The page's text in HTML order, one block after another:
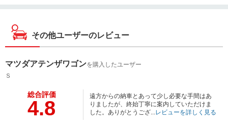
その他ユーザーのレビュー
マツダアテンザワゴンを購入したユーザー
Ｓ
総合評価
4.8
遠方からの納車とあって少し必要な手間はあ
りましたが、終始丁寧に案内していただけま
した。ありがとうござ... レビューを詳しく見る